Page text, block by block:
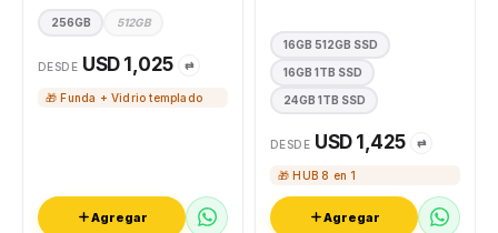
256GB 512GB
DESDE USD 1,025 ⇄
🎁 Funda + Vidrio templado
Agregar
16GB 512GB SSD
16GB 1TB SSD
24GB 1TB SSD
DESDE USD 1,425 ⇄
🎁 HUB 8 en 1
Agregar